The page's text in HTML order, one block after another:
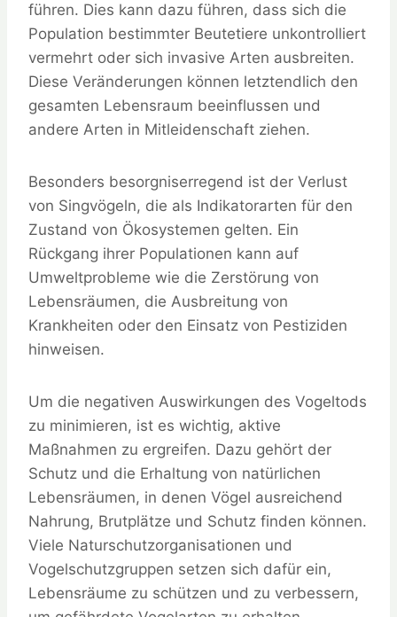
führen. Dies kann dazu führen, dass sich die
Population bestimmter Beutetiere unkontrolliert
vermehrt oder sich invasive Arten ausbreiten.
Diese Veränderungen können letztendlich den
gesamten Lebensraum beeinflussen und
andere Arten in Mitleidenschaft ziehen.
Besonders besorgniserregend ist der Verlust
von Singvögeln, die als Indikatorarten für den
Zustand von Ökosystemen gelten. Ein
Rückgang ihrer Populationen kann auf
Umweltprobleme wie die Zerstörung von
Lebensräumen, die Ausbreitung von
Krankheiten oder den Einsatz von Pestiziden
hinweisen.
Um die negativen Auswirkungen des Vogeltods
zu minimieren, ist es wichtig, aktive
Maßnahmen zu ergreifen. Dazu gehört der
Schutz und die Erhaltung von natürlichen
Lebensräumen, in denen Vögel ausreichend
Nahrung, Brutplätze und Schutz finden können.
Viele Naturschutzorganisationen und
Vogelschutzgruppen setzen sich dafür ein,
Lebensräume zu schützen und zu verbessern,